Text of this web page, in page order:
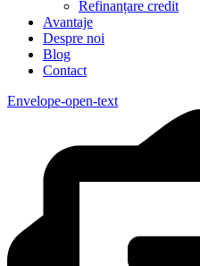
Refinanțare credit
Avantaje
Despre noi
Blog
Contact
Envelope-open-text